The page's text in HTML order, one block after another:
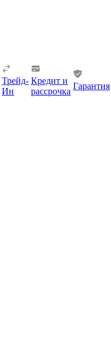
Трейд-
Ин
Кредит и
рассрочка
Гарантия